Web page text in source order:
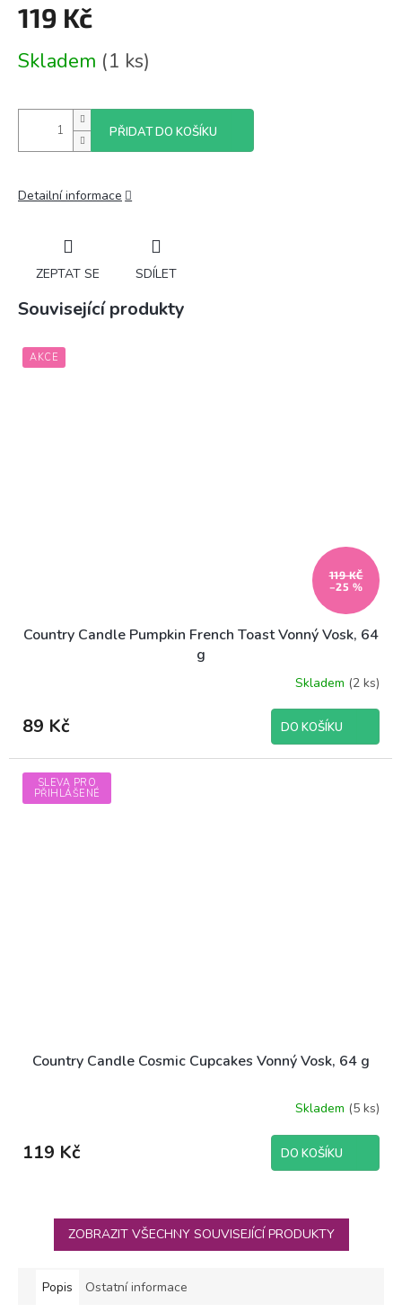
119 Kč
cena:
Skladem (1 ks)
PŘIDAT DO KOŠÍKU
Detailní informace
ZEPTAT SE SDÍLET
Související produkty
AKCE
119 KČ
–25 %
Country Candle Pumpkin French Toast Vonný Vosk, 64
g
Skladem (2 ks)
89 Kč DO KOŠÍKU
SLEVA PRO
PŘIHLÁŠENÉ
Country Candle Cosmic Cupcakes Vonný Vosk, 64 g
Skladem (5 ks)
119 Kč DO KOŠÍKU
ZOBRAZIT VŠECHNY SOUVISEJÍCÍ PRODUKTY
Popis Ostatní informace